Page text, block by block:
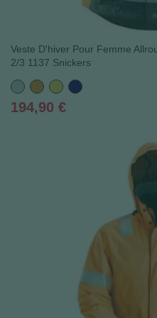
Veste D'hiver Pour Femme
2/3 1137 Snickers
Gris Orange
JauneBleu
Prix
194,90 €